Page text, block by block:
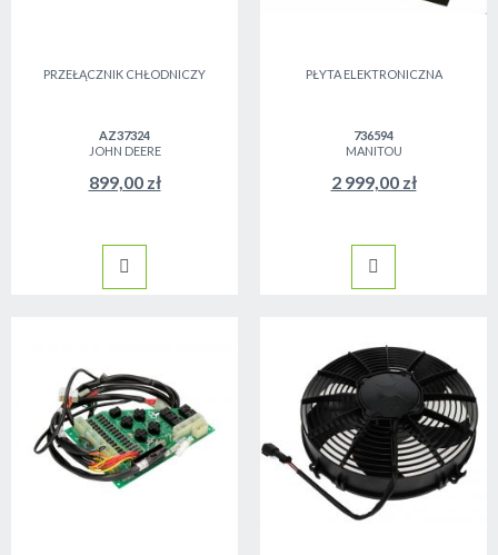
PRZEŁĄCZNIK CHŁODNICZY
AZ37324
JOHN DEERE
899,00 zł
PŁYTA ELEKTRONICZNA
736594
MANITOU
2 999,00 zł